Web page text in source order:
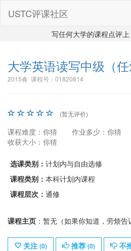
USTC评课社区
写任何大学的课程点评上
大学英语读写中级 （
2015春 课程号：01820814
(暂无评价)
课程难度：你猜 作业多少：你猜
收获大小：你猜
选课类别： 计划内与自由选修
课程类别： 本科计划内课程
课程层次： 通修
课程主页 ：暂无（如果你知道，劳烦告
关注 (0) 推荐 (0) 不